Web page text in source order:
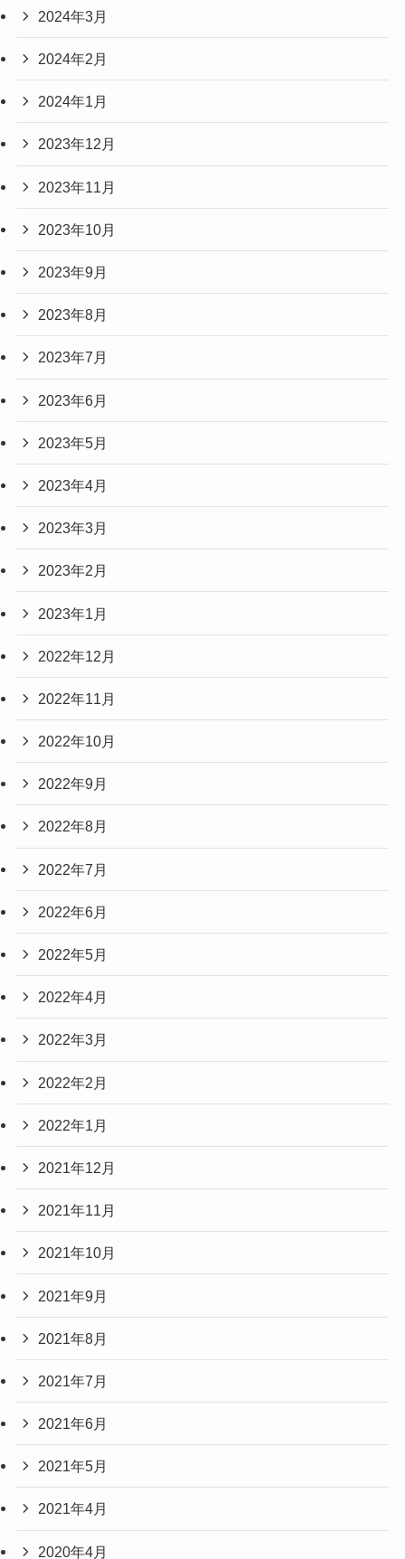
2024年3月
2024年2月
2024年1月
2023年12月
2023年11月
2023年10月
2023年9月
2023年8月
2023年7月
2023年6月
2023年5月
2023年4月
2023年3月
2023年2月
2023年1月
2022年12月
2022年11月
2022年10月
2022年9月
2022年8月
2022年7月
2022年6月
2022年5月
2022年4月
2022年3月
2022年2月
2022年1月
2021年12月
2021年11月
2021年10月
2021年9月
2021年8月
2021年7月
2021年6月
2021年5月
2021年4月
2020年4月